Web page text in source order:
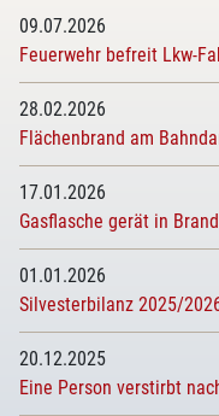
09.07.2026
Feuerwehr befreit Lkw-
28.02.2026
Flächenbrand am
17.01.2026
Gasflasche gerät in
01.01.2026
Silvesterbilanz 2025/
20.12.2025
Eine Person verstirbt